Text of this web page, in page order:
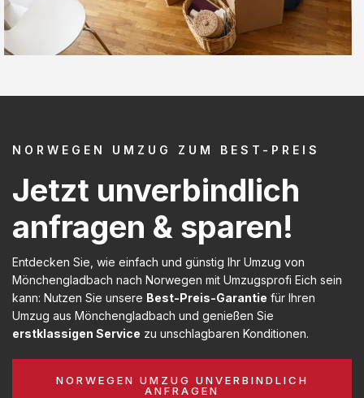
NORWEGEN UMZUG ZUM BEST-PREIS
Jetzt unverbindlich
anfragen & sparen!
Entdecken Sie, wie einfach und günstig Ihr Umzug von
Mönchengladbach nach Norwegen mit Umzugsprofi Eich sein
kann: Nutzen Sie unsere Best-Preis-Garantie für Ihren
Umzug aus Mönchengladbach und genießen Sie
erstklassigen Service zu unschlagbaren Konditionen.
NORWEGEN UMZUG UNVERBINDLICH
ANFRAGEN